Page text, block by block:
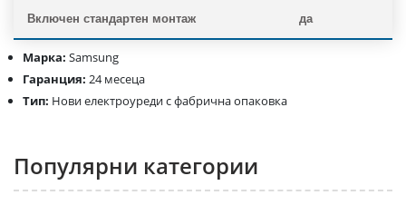
Включен стандартен монтаж да
Марка: Samsung
Гаранция: 24 месеца
Тип: Нови електроуреди с фабрична опаковка
Популярни категории